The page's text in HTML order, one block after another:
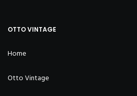
OTTO VINTAGE
Home
Otto Vintage